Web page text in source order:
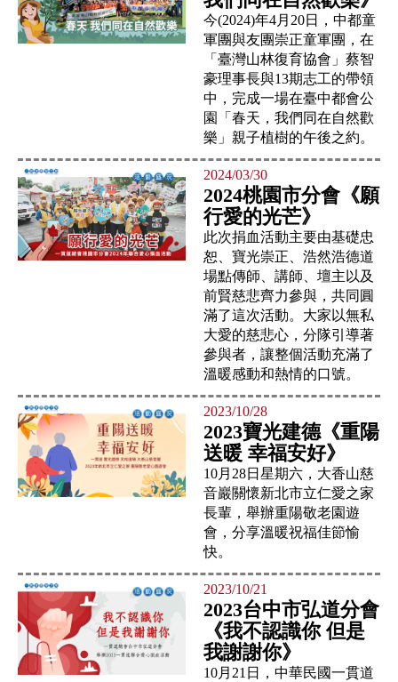
今(2024)年4月20日，中都童
軍團與友團崇正童軍團，在
「臺灣山林復育協會」蔡智
豪理事長與13期志工的帶領
中，完成一場在臺中都會公
園「春天，我們同在自然歡
樂」親子植樹的午後之約。
2024/03/30
2024桃園市分會《願
行愛的光芒》
此次捐血活動主要由基礎忠
恕、寶光崇正、浩然浩德道
場點傳師、講師、壇主以及
前賢慈悲齊力參與，共同圓
滿了這次活動。大家以無私
大愛的慈悲心，分隊引導著
參與者，讓整個活動充滿了
溫暖感動和熱情的口號。
2023/10/28
2023寶光建德《重陽
送暖 幸福安好》
10月28日星期六，大香山慈
音巖關懷新北市立仁愛之家
長輩，舉辦重陽敬老園遊
會，分享溫暖祝福佳節愉
快。
2023/10/21
2023台中市弘道分會
《我不認識你 但是
我謝謝你》
10月21日，中華民國一貫道